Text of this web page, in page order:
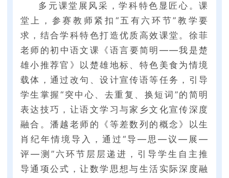
多元课堂展风采，学科特色显匠心。课
堂上，参赛教师紧扣“五有六环节”教学要
求，结合学科特色打造优质高效课堂。徐菲
老师的初中语文课《语言要简明——我是楚
雄小推荐官》以楚雄地标、特色美食为情境
载体，通过改句、设计宣传语等任务，引导
学生掌握“突中心、去重复、换短词”的简明
表达技巧，让语文学习与家乡文化宣传深度
融合。潘越老师的《等差数列的概念》以生
肖纪年情境导入，通过“导—思—议—展—
评—测”六环节层层递进，引导学生自主推
导通项公式，让数学思想与生活实际深度融